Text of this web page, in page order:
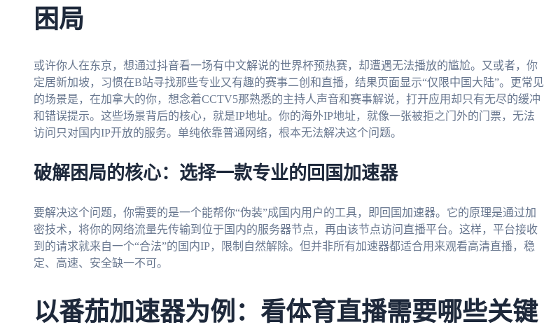
困局
或许你人在东京，想通过抖音看一场有中文解说的世界杯预热赛，却遭遇无法播放的尴尬。又或者，你
定居新加坡，习惯在B站寻找那些专业又有趣的赛事二创和直播，结果页面显示“仅限中国大陆”。更常见
的场景是，在加拿大的你，想念着CCTV5那熟悉的主持人声音和赛事解说，打开应用却只有无尽的缓冲
和错误提示。这些场景背后的核心，就是IP地址。你的海外IP地址，就像一张被拒之门外的门票，无法
访问只对国内IP开放的服务。单纯依靠普通网络，根本无法解决这个问题。
破解困局的核心：选择一款专业的回国加速器
要解决这个问题，你需要的是一个能帮你“伪装”成国内用户的工具，即回国加速器。它的原理是通过加
密技术，将你的网络流量先传输到位于国内的服务器节点，再由该节点访问直播平台。这样，平台接收
到的请求就来自一个“合法”的国内IP，限制自然解除。但并非所有加速器都适合用来观看高清直播，稳
定、高速、安全缺一不可。
以番茄加速器为例：看体育直播需要哪些关键